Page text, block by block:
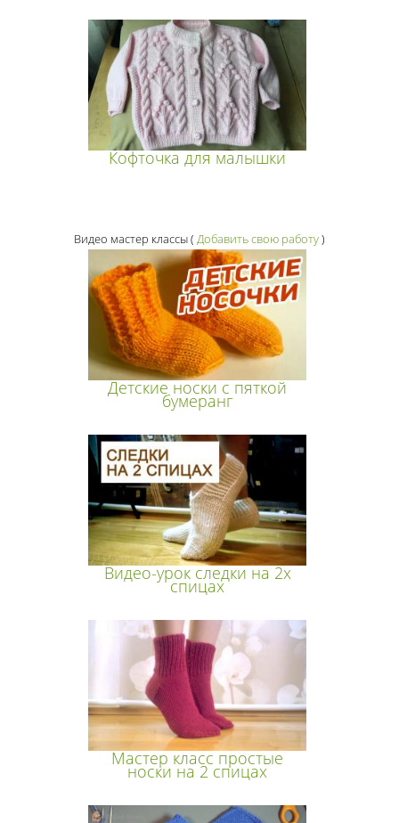
Кофточка для малышки
Видео мастер классы( Добавить свою работу)
Детские носки с пяткой
бумеранг
Видео-урок следки на 2х
спицах
Мастер класс простые
носки на 2 спицах